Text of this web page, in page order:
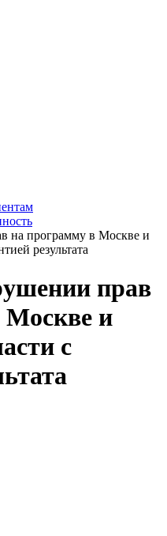
на программу в Москве и
результата
прав
Москве и
с